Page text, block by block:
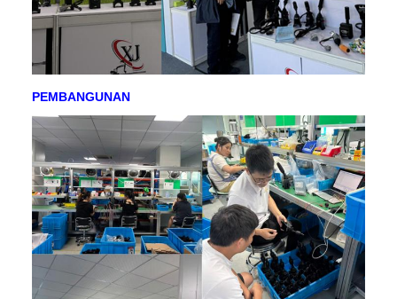
PEMBANGUNAN